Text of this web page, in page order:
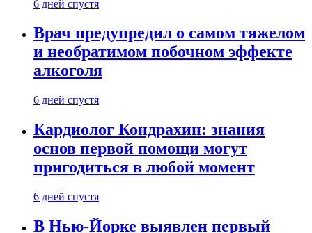
6 дней спустя
Врач предупредил о самом тяжелом
и необратимом побочном эффекте
алкоголя
6 дней спустя
Кардиолог Кондрахин: знания
основ первой помощи могут
пригодиться в любой момент
6 дней спустя
В Нью-Йорке выявлен первый